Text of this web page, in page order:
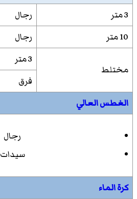
3 متر
رجال
10 متر
رجال
مختلط
3 متر
فرق
الغطس العالي
رجال
سيدات
كرة الماء